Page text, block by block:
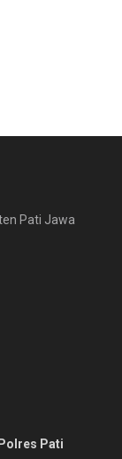
Pati Jawa
Polres Pati